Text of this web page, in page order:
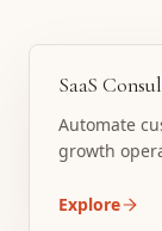
SaaS
Automate
growth
Explore